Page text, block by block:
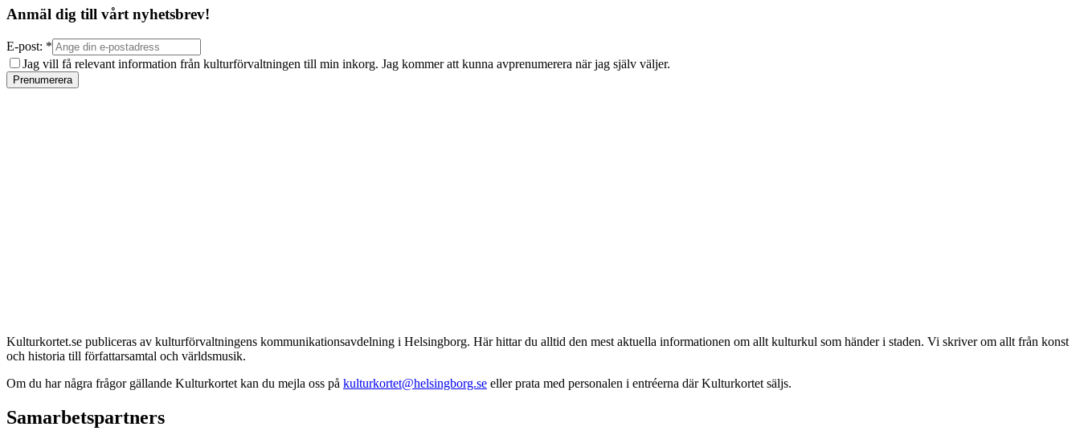
Anmäl dig till vårt nyhetsbrev!
E-post: *
Jag vill få relevant information från kulturförvaltningen till min inkorg. Jag kommer att kunna avprenumerera när jag själv väljer.
Prenumerera
Kulturkortet.se publiceras av kulturförvaltningens kommunikationsavdelning i Helsingborg. Här hittar du alltid den mest aktuella informationen om allt kulturkul som händer i staden. Vi skriver om allt från konst
och historia till författarsamtal och världsmusik.
Om du har några frågor gällande Kulturkortet kan du mejla oss på kulturkortet@helsingborg.se eller prata med personalen i entréerna där Kulturkortet säljs.
Samarbetspartners